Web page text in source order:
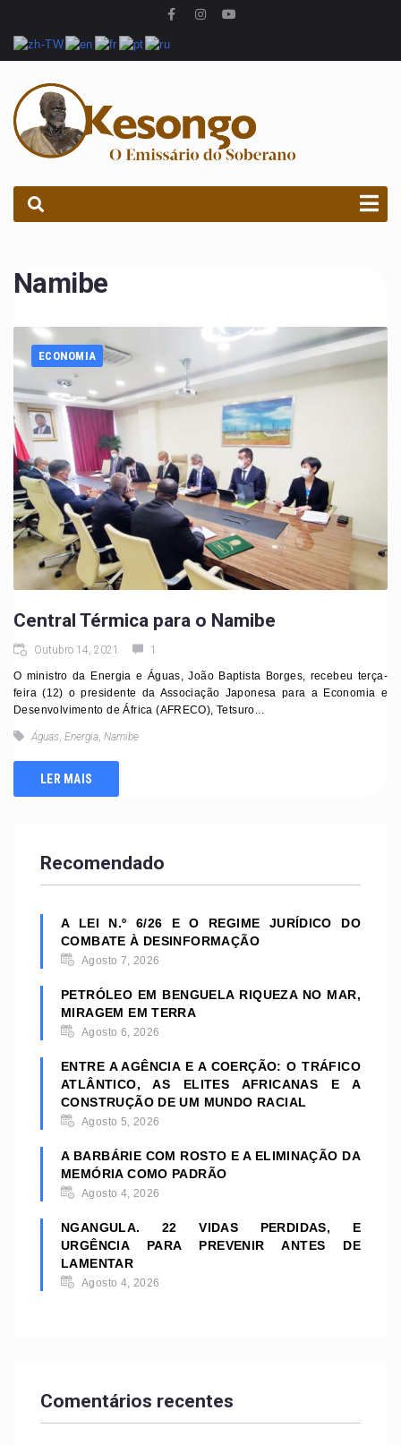
Namibe
ECONOMIA
Central Térmica para o Namibe
Outubro 14, 2021 1
O ministro da Energia e Águas, João Baptista Borges, recebeu terça-
feira (12) o presidente da Associação Japonesa para a Economia e
Desenvolvimento de África (AFRECO), Tetsuro...
Águas, Energia, Namibe
LER MAIS
Recomendado
A LEI N.º 6/26 E O REGIME JURÍDICO DO
COMBATE À DESINFORMAÇÃO
Agosto 7, 2026
PETRÓLEO EM BENGUELA RIQUEZA NO MAR,
MIRAGEM EM TERRA
Agosto 6, 2026
ENTRE A AGÊNCIA E A COERÇÃO: O TRÁFICO
ATLÂNTICO, AS ELITES AFRICANAS E A
CONSTRUÇÃO DE UM MUNDO RACIAL
Agosto 5, 2026
A BARBÁRIE COM ROSTO E A ELIMINAÇÃO DA
MEMÓRIA COMO PADRÃO
Agosto 4, 2026
NGANGULA. 22 VIDAS PERDIDAS, E
URGÊNCIA PARA PREVENIR ANTES DE
LAMENTAR
Agosto 4, 2026
Comentários recentes
PROCURAR